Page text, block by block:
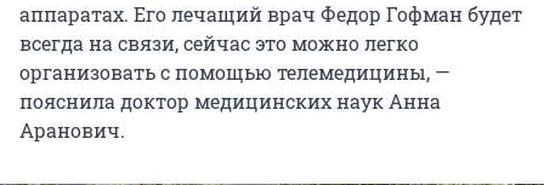
аппаратах. Его лечащий врач Федор Гофман будет
всегда на связи, сейчас это можно легко
организовать с помощью телемедицины, —
пояснила доктор медицинских наук Анна
Аранович.